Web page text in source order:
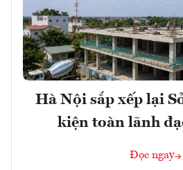
Hà Nội sắp xếp lại
kiện toàn lãnh
Đọc ngay